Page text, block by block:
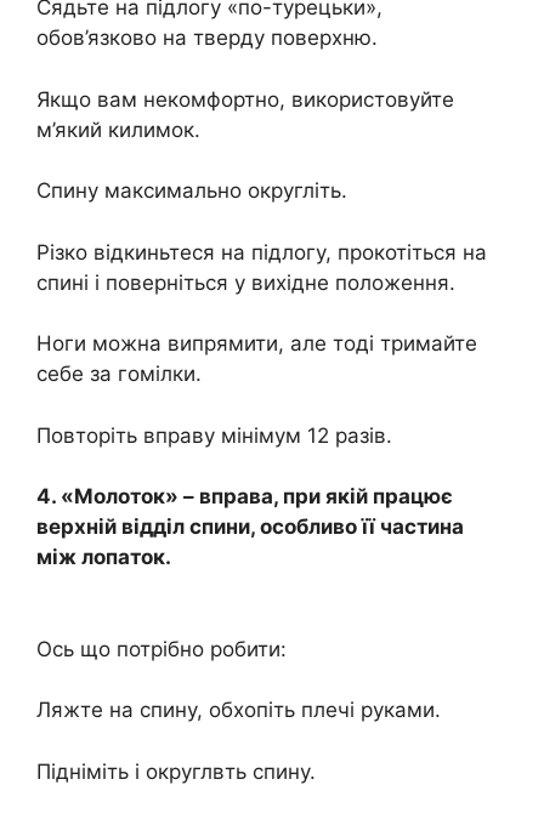
Сядьте на підлогу «по-турецьки»,
обов’язково на тверду поверхню.
Якщо вам некомфортно, використовуйте
м’який килимок.
Спину максимально округліть.
Різко відкиньтеся на підлогу, прокотіться на
спині і поверніться у вихідне положення.
Ноги можна випрямити, але тоді тримайте
себе за гомілки.
Повторіть вправу мінімум 12 разів.
4. «Молоток» – вправа, при якій працює
верхній відділ спини, особливо її частина
між лопаток.
Ось що потрібно робити:
Ляжте на спину, обхопіть плечі руками.
Підніміть і округлвть спину.